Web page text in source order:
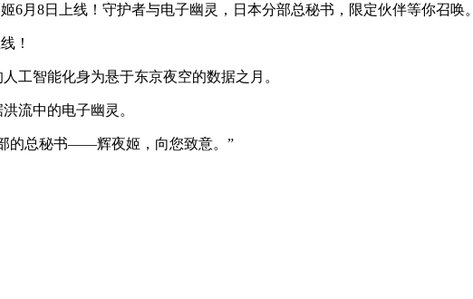
6月8日上线！守护者与电子幽灵，日本分部总秘书，限定伙伴等你召唤。
！
工智能化身为悬于东京夜空的数据之月。
流中的电子幽灵。
的总秘书——辉夜姬，向您致意。”